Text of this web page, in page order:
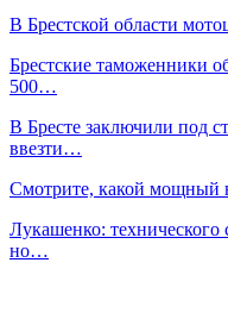
В Брестской области
Брестские таможенники
500…
В Бресте заключили под
ввезти…
Смотрите, какой мощный
Лукашенко:
но…